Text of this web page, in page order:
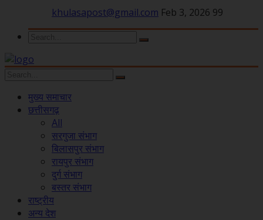
khulasapost@gmail.com Feb 3, 2026 99
मुख्य समाचार
छत्तीसगढ़
All
सरगुजा संभाग
बिलासपुर संभाग
रायपुर संभाग
दुर्ग संभाग
बस्तर संभाग
राष्ट्रीय
अन्य देश